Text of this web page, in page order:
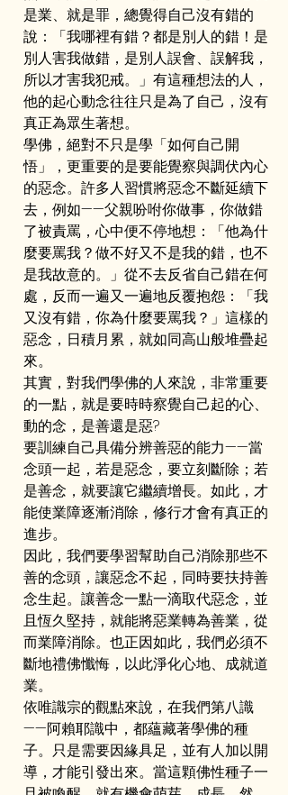
是業、就是罪，總覺得自己沒有錯的
說：「我哪裡有錯？都是別人的錯！是
別人害我做錯，是別人誤會、誤解我，
所以才害我犯戒。」有這種想法的人，
他的起心動念往往只是為了自己，沒有
真正為眾生著想。
學佛，絕對不只是學「如何自己開
悟」，更重要的是要能覺察與調伏內心
的惡念。許多人習慣將惡念不斷延續下
去，例如——父親吩咐你做事，你做錯
了被責罵，心中便不停地想：「他為什
麼要罵我？做不好又不是我的錯，也不
是我故意的。」從不去反省自己錯在何
處，反而一遍又一遍地反覆抱怨：「我
又沒有錯，你為什麼要罵我？」這樣的
惡念，日積月累，就如同高山般堆疊起
來。
其實，對我們學佛的人來說，非常重要
的一點，就是要時時察覺自己起的心、
動的念，是善還是惡?
要訓練自己具備分辨善惡的能力——當
念頭一起，若是惡念，要立刻斷除；若
是善念，就要讓它繼續增長。如此，才
能使業障逐漸消除，修行才會有真正的
進步。
因此，我們要學習幫助自己消除那些不
善的念頭，讓惡念不起，同時要扶持善
念生起。讓善念一點一滴取代惡念，並
且恆久堅持，就能將惡業轉為善業，從
而業障消除。也正因如此，我們必須不
斷地禮佛懺悔，以此淨化心地、成就道
業。
依唯識宗的觀點來說，在我們第八識
——阿賴耶識中，都蘊藏著學佛的種
子。只是需要因緣具足，並有人加以開
導，才能引發出來。當這顆佛性種子一